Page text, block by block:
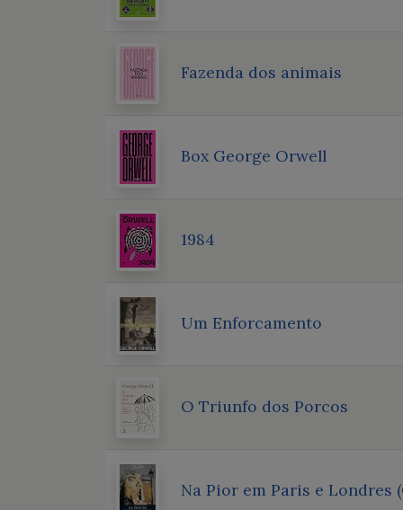
Fazenda dos animais
Box George Orwell
1984
Um Enforcamento
O Triunfo dos Porcos
Na Pior em Paris e Londres